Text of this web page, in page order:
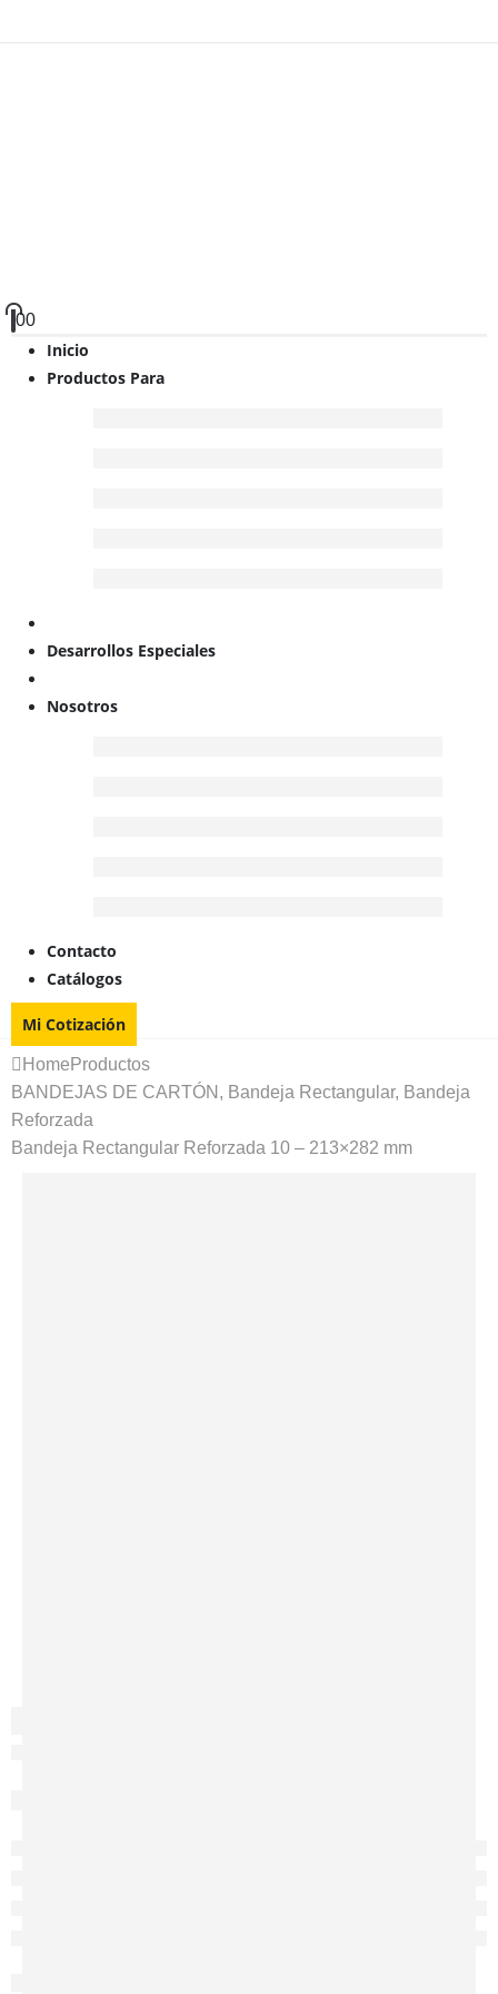
00
Inicio
Productos Para
Desarrollos Especiales
Nosotros
Contacto
Catálogos
Mi Cotización
Home Productos
BANDEJAS DE CARTÓN , Bandeja Rectangular, Bandeja
Reforzada
Bandeja Rectangular Reforzada 10 – 213×282 mm